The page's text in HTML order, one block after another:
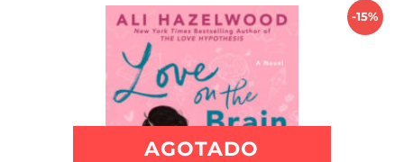
-15%
AGOTADO